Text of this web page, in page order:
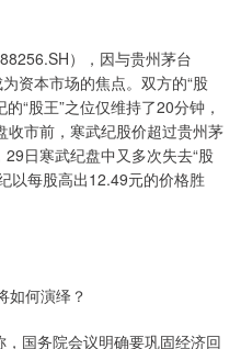
），因与贵州茅台
为资本市场的焦点。双方的“股
“股王”之位仅维持了20分钟，
市前，寒武纪股价超过贵州茅
日寒武纪盘中又多次失去“股
以每股高出12.49元的价格胜
如何演绎？
国务院会议明确要巩固经济回